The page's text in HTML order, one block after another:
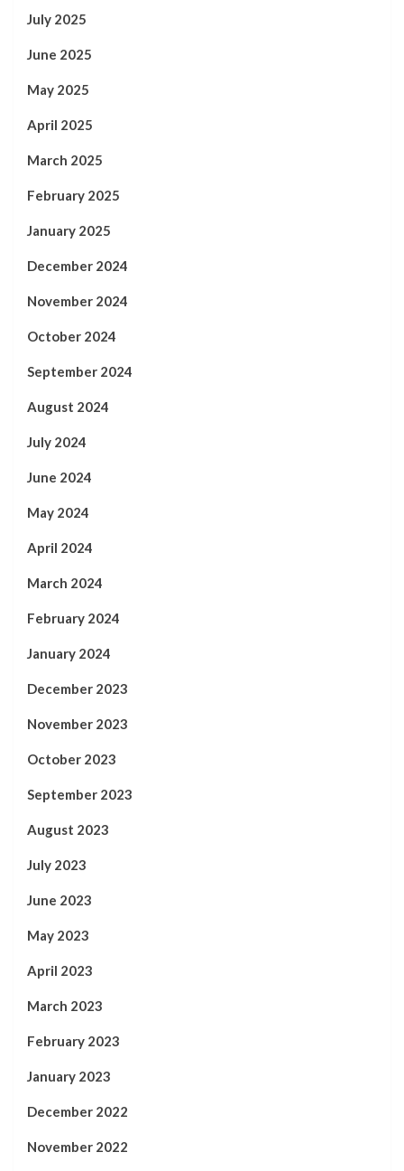
July 2025
June 2025
May 2025
April 2025
March 2025
February 2025
January 2025
December 2024
November 2024
October 2024
September 2024
August 2024
July 2024
June 2024
May 2024
April 2024
March 2024
February 2024
January 2024
December 2023
November 2023
October 2023
September 2023
August 2023
July 2023
June 2023
May 2023
April 2023
March 2023
February 2023
January 2023
December 2022
November 2022